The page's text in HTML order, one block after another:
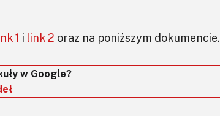
1 i link 2 oraz na poniższym dokumencie.
w Google?